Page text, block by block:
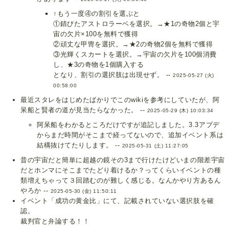
↑もう一度④の割引を選ぶと
①錆びたアストロラーベを選択。→★1の奇物2個と宇
宙の欠片×100を無料で獲得
②頑丈な甲冑を選択。→★2の奇物2個を無料で獲得
③光輝くスカートを選択。→宇宙の欠片を100個消費
し、★3の奇物を1個購入する
となり、割引の選択肢は出現せず。 --2025-05-27 (火)
00:58:00
最近スタレをはじめたばかりでこのwikiを参考にしていたが、阿
呆船と賢者の道が見当たらなかった。 -- 2025-05-29 (木) 10:03:34
阿呆船をわかるところだけですが追記しました。3.3アプデ
からまだ時間がそこまで経ってないので、追加イベント系は
結構抜けてたりします。 -- 2025-05-31 (土) 11:27:05
昔の宇宙だと簡単に超越の鏡その3まで行けたけどいまの階差宇宙
だとホンマにそこまでたどり着けるか？ってくらいイベントの種
類増えちゃって３回踏むのが難しく感じる。なんかやり方あるん
やろか -- 2025-05-30 (金) 11:50:11
イベント「成功の黄金比」にて、記載されていない選択肢を確
認。
裁判官と弁論する！！